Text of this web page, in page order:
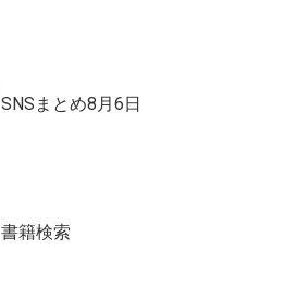
SNSまとめ8月6日
書籍検索